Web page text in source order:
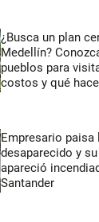
¿Busca un plan
Medellín?
pueblos para
costos y qué
Empresario paisa
desaparecido y
apareció
Santander